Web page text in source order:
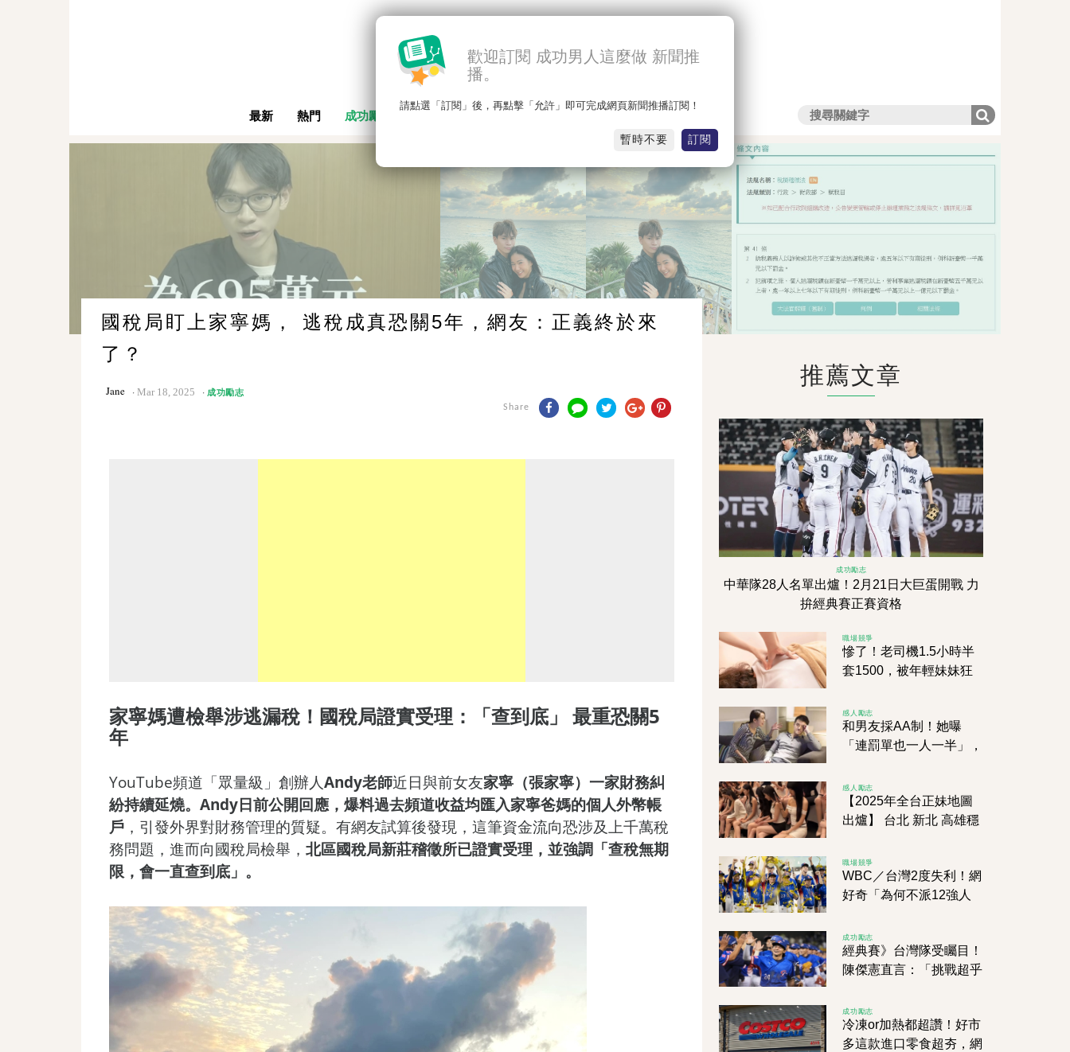
最新 熱門 成功勵志
歡迎訂閱 成功男人這麼做 新聞推
播。
請點選「訂閱」後，再點擊「允許」即可完成網頁新聞推播訂閱！
訂閱
暫時不要
國稅局盯上家寧媽， 逃稅成真恐關5年，網友：正義終於來
了？
Jane Mar 18, 2025 成功勵志
Share
家寧媽遭檢舉涉逃漏稅！國稅局證實受理：「查到底」 最重恐關5
年
YouTube頻道「眾量級」創辦人Andy老師近日與前女友家寧（張家寧） 一家財務糾
紛持續延燒。Andy日前公開回應，爆料過去頻道收益均匯入家寧爸媽的個人外幣帳
戶 ，引發外界對財務管理的質疑。有網友試算後發現，這筆資金流向恐涉及上千萬稅
務問題，進而向國稅局檢舉， 北區國稅局新莊稽徵所已證實受理，並強調「查稅無期
限，會一直查到底」。
推薦文章
成功勵志
中華隊28人名單出爐！2月21日大巨蛋開戰 力
拚經典賽正賽資格
職場競爭
慘了！老司機1.5小時半
套1500，被年輕妹妹狂
抄！
感人勵志
和男友採AA制！她曝
「連罰單也一人一半」，
感人勵志
【2025年全台正妹地圖
出爐】 台北 新北 高雄穩
料！
職場競爭
WBC／台灣2度失利！網
好奇「為何不派12強人
成功勵志
經典賽》台灣隊受矚目！
陳傑憲直言：「挑戰超乎
成功勵志
冷凍or加熱都超讚！好市
多這款進口零食超夯，網